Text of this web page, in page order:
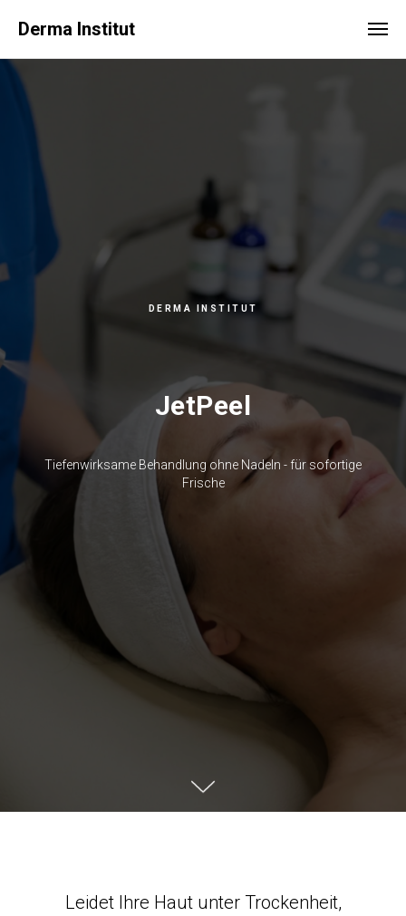
Derma Institut
DERMA INSTITUT
JetPeel
Tiefenwirksame Behandlung ohne Nadeln - für sofortige
Frische
Leidet Ihre Haut unter Trockenheit,